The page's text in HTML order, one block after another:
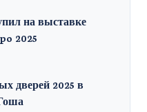
на выставке
2025
дверей 2025 в